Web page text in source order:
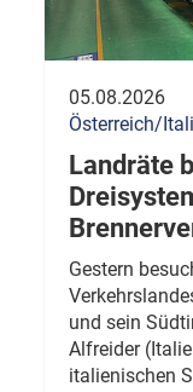
05.08.2026
Österreich/
Landräte
Gestern
und sein
Alfreider
italienischen